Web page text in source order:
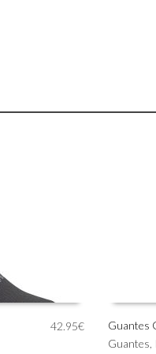
42.95€
Este
Guantes
Guantes